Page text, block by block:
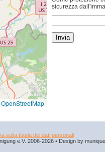
OpenStreetMap
sicurezza
sulla tutela dei dati personali
e.V. 2006-2026 • Design by